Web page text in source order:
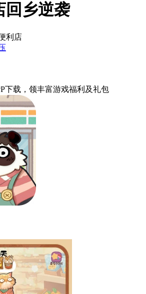
回乡逆袭
利店
下载 ，领丰富游戏福利 及礼包